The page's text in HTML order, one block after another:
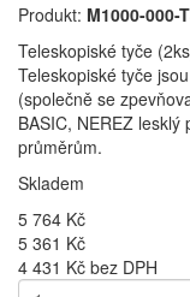
Produkt: M1000-000-
Teleskopiské tyče
Teleskopiské tyče
(společně se
BASIC, NEREZ
průměrům.
Skladem
5 764 Kč
5 361 Kč
4 431 Kč bez DPH